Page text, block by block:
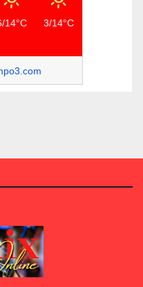
14°C 3/14°C